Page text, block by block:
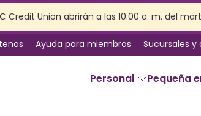
Credit Union abrirán a las 10:00 a. m. del
Ayuda para miembros Sucursales
Personal Pequeña